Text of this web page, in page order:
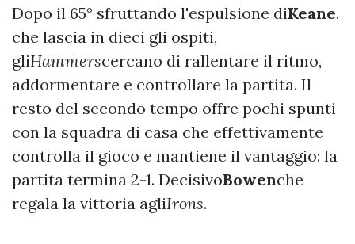
Dopo il 65° sfruttando l'espulsione diKeane,
che lascia in dieci gli ospiti,
gliHammerscercano di rallentare il ritmo,
addormentare e controllare la partita. Il
resto del secondo tempo offre pochi spunti
con la squadra di casa che effettivamente
controlla il gioco e mantiene il vantaggio: la
partita termina 2-1. DecisivoBowenche
regala la vittoria agliIrons.